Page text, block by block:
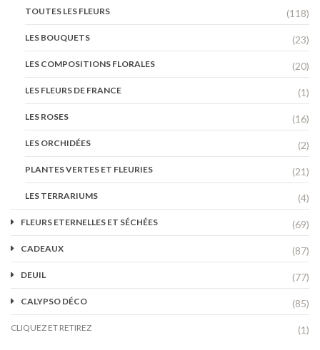
TOUTES LES FLEURS (118)
LES BOUQUETS (23)
LES COMPOSITIONS FLORALES (20)
LES FLEURS DE FRANCE (1)
LES ROSES (16)
LES ORCHIDÉES (2)
PLANTES VERTES ET FLEURIES (21)
LES TERRARIUMS (4)
FLEURS ETERNELLES ET SÉCHÉES (69)
CADEAUX (87)
DEUIL (77)
CALYPSO DÉCO (85)
CLIQUEZ ET RETIREZ (1)